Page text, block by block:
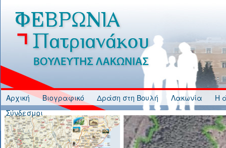
Αρχική Βιογραφικό Δράση στη Βουλή Λακωνία
Η
Σύνδεσμοι